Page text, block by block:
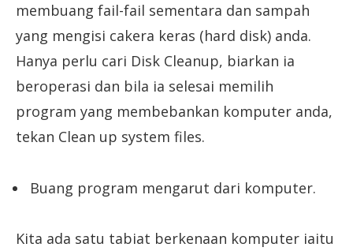
membuang fail-fail sementara dan sampah
yang mengisi cakera keras (hard disk) anda.
Hanya perlu cari Disk Cleanup, biarkan ia
beroperasi dan bila ia selesai memilih
program yang membebankan komputer anda,
tekan Clean up system files.
Buang program mengarut dari komputer.
Kita ada satu tabiat berkenaan komputer iaitu